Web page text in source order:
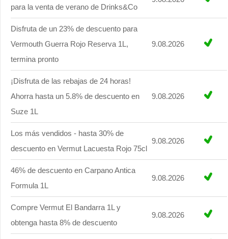
para la venta de verano de Drinks&Co
Disfruta de un 23% de descuento para
Vermouth Guerra Rojo Reserva 1L,
termina pronto
9.08.2026
¡Disfruta de las rebajas de 24 horas!
Ahorra hasta un 5.8% de descuento en
Suze 1L
9.08.2026
Los más vendidos - hasta 30% de
descuento en Vermut Lacuesta Rojo 75cl
9.08.2026
46% de descuento en Carpano Antica
Formula 1L
9.08.2026
Compre Vermut El Bandarra 1L y
obtenga hasta 8% de descuento
9.08.2026